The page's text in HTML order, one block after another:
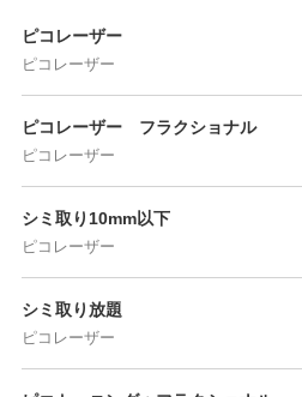
ピコレーザー
ピコレーザー
ピコレーザー フラクショナル
ピコレーザー
シミ取り10mm以下
ピコレーザー
シミ取り放題
ピコレーザー